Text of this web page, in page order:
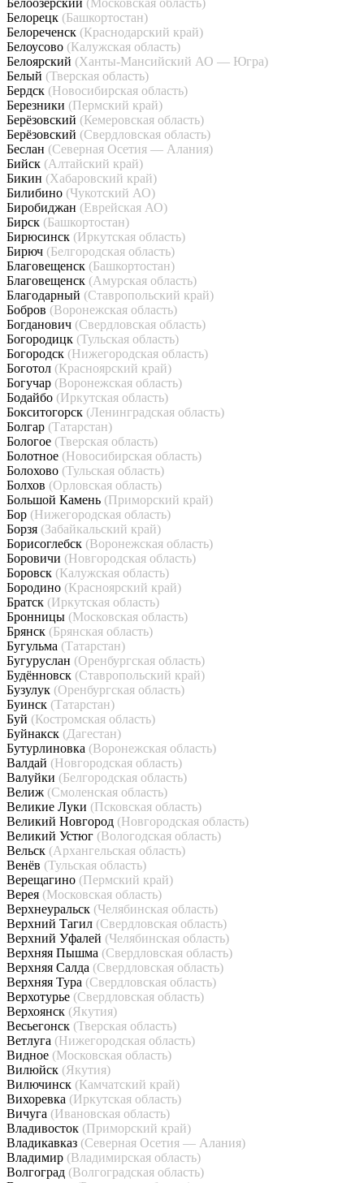
Белоозёрский (Московская область)
Белорецк (Башкортостан)
Белореченск (Краснодарский край)
Белоусово (Калужская область)
Белоярский (Ханты-Мансийский АО — Югра)
Белый (Тверская область)
Бердск (Новосибирская область)
Березники (Пермский край)
Берёзовский (Кемеровская область)
Берёзовский (Свердловская область)
Беслан (Северная Осетия — Алания)
Бийск (Алтайский край)
Бикин (Хабаровский край)
Билибино (Чукотский АО)
Биробиджан (Еврейская АО)
Бирск (Башкортостан)
Бирюсинск (Иркутская область)
Бирюч (Белгородская область)
Благовещенск (Башкортостан)
Благовещенск (Амурская область)
Благодарный (Ставропольский край)
Бобров (Воронежская область)
Богданович (Свердловская область)
Богородицк (Тульская область)
Богородск (Нижегородская область)
Боготол (Красноярский край)
Богучар (Воронежская область)
Бодайбо (Иркутская область)
Бокситогорск (Ленинградская область)
Болгар (Татарстан)
Бологое (Тверская область)
Болотное (Новосибирская область)
Болохово (Тульская область)
Болхов (Орловская область)
Большой Камень (Приморский край)
Бор (Нижегородская область)
Борзя (Забайкальский край)
Борисоглебск (Воронежская область)
Боровичи (Новгородская область)
Боровск (Калужская область)
Бородино (Красноярский край)
Братск (Иркутская область)
Бронницы (Московская область)
Брянск (Брянская область)
Бугульма (Татарстан)
Бугуруслан (Оренбургская область)
Будённовск (Ставропольский край)
Бузулук (Оренбургская область)
Буинск (Татарстан)
Буй (Костромская область)
Буйнакск (Дагестан)
Бутурлиновка (Воронежская область)
Валдай (Новгородская область)
Валуйки (Белгородская область)
Велиж (Смоленская область)
Великие Луки (Псковская область)
Великий Новгород (Новгородская область)
Великий Устюг (Вологодская область)
Вельск (Архангельская область)
Венёв (Тульская область)
Верещагино (Пермский край)
Верея (Московская область)
Верхнеуральск (Челябинская область)
Верхний Тагил (Свердловская область)
Верхний Уфалей (Челябинская область)
Верхняя Пышма (Свердловская область)
Верхняя Салда (Свердловская область)
Верхняя Тура (Свердловская область)
Верхотурье (Свердловская область)
Верхоянск (Якутия)
Весьегонск (Тверская область)
Ветлуга (Нижегородская область)
Видное (Московская область)
Вилюйск (Якутия)
Вилючинск (Камчатский край)
Вихоревка (Иркутская область)
Вичуга (Ивановская область)
Владивосток (Приморский край)
Владикавказ (Северная Осетия — Алания)
Владимир (Владимирская область)
Волгоград (Волгоградская область)